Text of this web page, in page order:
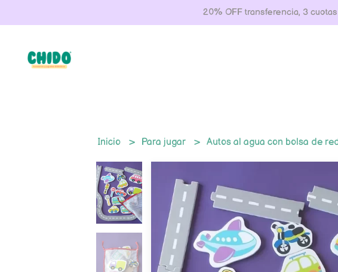
20% OFF transferencia, 3
Inicio Para jugar Autos al agua con bolsa de